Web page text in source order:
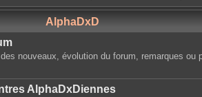
AlphaDxD
nouveaux, évolution du forum, remarques ou
AlphaDxDiennes